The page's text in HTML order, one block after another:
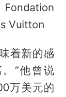
Vuitton
着新的感
”他曾说
万美元的